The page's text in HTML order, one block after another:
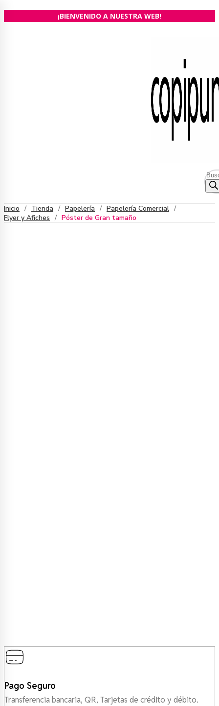
¡BIENVENIDO A NUESTRA WEB!
de
Inicio / Tienda / Papelería / Papelería Comercial /
Flyer y Afiches / Póster de Gran tamaño
Pago Seguro
Transferencia bancaria, QR, Tarjetas de crédito y débito.